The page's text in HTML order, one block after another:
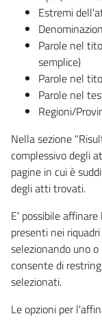
Estremi
Parole nel
semplice)
Parole nel
Parole nel
Regioni/
Nella sezione
complessivo degli
pagine in cui è
degli atti trovati.
E' possibile
presenti nei
selezionando uno
consente di
selezionati.
Le opzioni per